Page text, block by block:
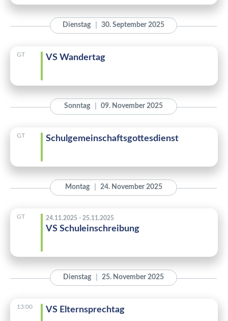
Dienstag 30. September 2025
GT VS Wandertag
Sonntag 09. November 2025
GT Schulgemeinschaftsgottesdienst
Montag 24. November 2025
GT 24.11.2025 - 25.11.2025
VS Schuleinschreibung
Dienstag 25. November 2025
13:00 VS Elternsprechtag